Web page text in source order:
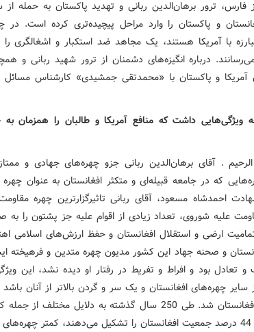
ترور برهان‌الدین ربانی و تهدید پاکستان به حمله
و پاکستان را وارد مراحل پیچیده‌تری کرده است. در
با آمریکا هستند، یک مجاهد ضد استکبار و اشغالگری را
درباره انگیزه‌های دشمنان از ترور شهید ربانی و
آمریکا و پاکستان با «محمدتقی جمشیدی» کارشناس
ویژگی‌هایی داشت که منافع آمریکا و طالبان را همزمان
. آقای برهان‌الدین ربانی جزو چهره‌های جهادی و
که در جامعه قبیله‌ای و متکثر افغانستان به عنوان
احمدشاه مسعود، آقای ربانی تاثیرگزارترین چهره
علیه شوروی، تعداد زیادی از اقوام علیه جز پشتون را به
ارضی و استقلال افغانستان و حفظ ارزش‌های اسلامی
و صحنه جهاد این کشور مدیون چهره ‌متدین و فرهیخته
بود و افراط و تفریط در رفتار او دیده نشد، این
چهره‌های افغانستان و یک سر و گردن بالاتر از آنان باشد
همین دلیل رئیس جمهور افغانستان شد. طی 250 سال گذشته به دلایل مختلف از
نسبی قوم پشتون که حدود 44 درصد جمعیت افغانستان را تشکیل می‌دهند، کمتر